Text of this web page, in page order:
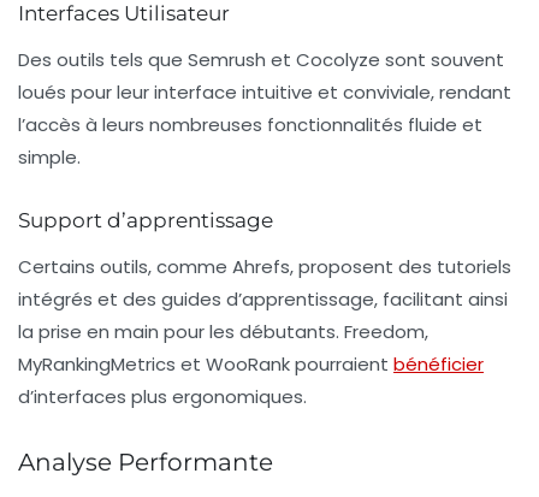
Interfaces Utilisateur
Des outils tels que Semrush et Cocolyze sont souvent
loués pour leur interface intuitive et conviviale, rendant
l’accès à leurs nombreuses fonctionnalités fluide et
simple.
Support d’apprentissage
Certains outils, comme Ahrefs, proposent des tutoriels
intégrés et des guides d’apprentissage, facilitant ainsi
la prise en main pour les débutants. Freedom,
MyRankingMetrics et WooRank pourraient bénéficier
d’interfaces plus ergonomiques.
Analyse Performante